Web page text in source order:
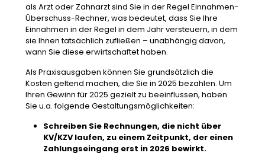
als Arzt oder Zahnarzt sind Sie in der Regel Einnahmen-
Überschuss-Rechner, was bedeutet, dass Sie Ihre
Einnahmen in der Regel in dem Jahr versteuern, in dem
sie Ihnen tatsächlich zufließen – unabhängig davon,
wann Sie diese erwirtschaftet haben.
Als Praxisausgaben können Sie grundsätzlich die
Kosten geltend machen, die Sie in 2025 bezahlen. Um
Ihren Gewinn für 2025 gezielt zu beeinflussen, haben
Sie u.a. folgende Gestaltungsmöglichkeiten:
Schreiben Sie Rechnungen, die nicht über
KV/KZV laufen, zu einem Zeitpunkt, der einen
Zahlungseingang erst in 2026 bewirkt.